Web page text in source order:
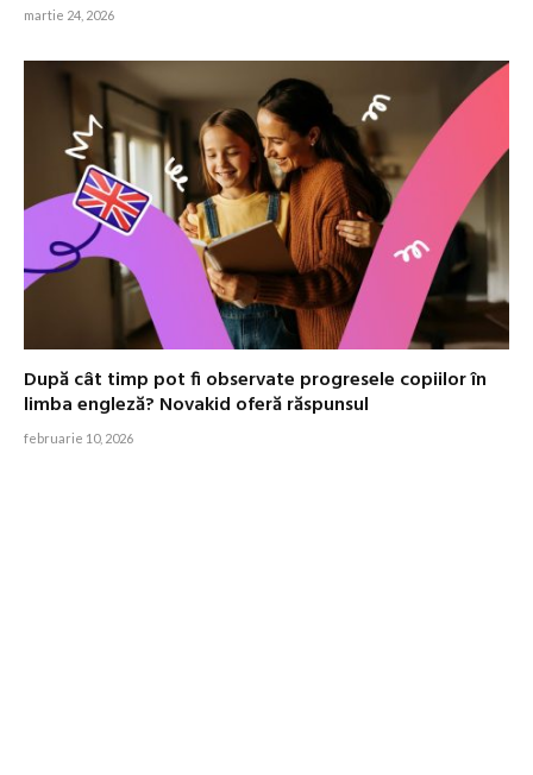
martie 24, 2026
După cât timp pot fi observate progresele copiilor în
limba engleză? Novakid oferă răspunsul
februarie 10, 2026